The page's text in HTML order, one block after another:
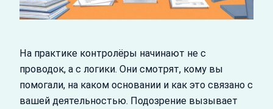
На практике контролёры начинают не с
проводок, а с логики. Они смотрят, кому вы
помогали, на каком основании и как это связано с
вашей деятельностью. Подозрение вызывает